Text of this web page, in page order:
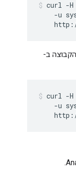
curl -H
-u
ב-
curl -H
-u